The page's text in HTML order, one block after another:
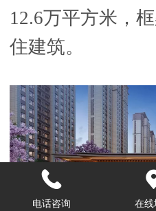
12.6万平方米，
住建筑。
电话咨询 在线